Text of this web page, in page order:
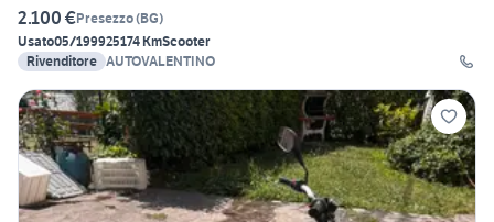
2.100 €Presezzo(BG)
Usato05/199925174 KmScooter
Rivenditore AUTOVALENTINO